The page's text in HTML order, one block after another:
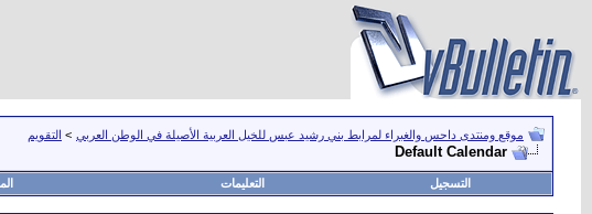
موقع ومنتدى داحس والغبراء لمرابط بني رشيد عبس للخيل العربية الأصيلة في الوطن العربي > التقويم
Default Calendar
التسجيل التعليمات